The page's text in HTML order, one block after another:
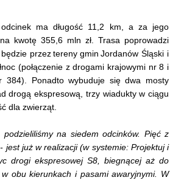
ma długość 11,2 km, a za jego
kwotę 355,6 mln zł. Trasa poprowadzi
przez tereny gmin Jordanów Śląski i
(połączenie z drogami krajowymi nr 8 i
384). Ponadto wybuduje się dwa mosty
drogą ekspresową, trzy wiadukty w ciągu
dla zwierząt.
podzieliliśmy na siedem odcinków. Pięć z
jest już w realizacji (w systemie: Projektuj i
drogi ekspresowej S8, biegnącej aż do
obu kierunkach i pasami awaryjnymi. W